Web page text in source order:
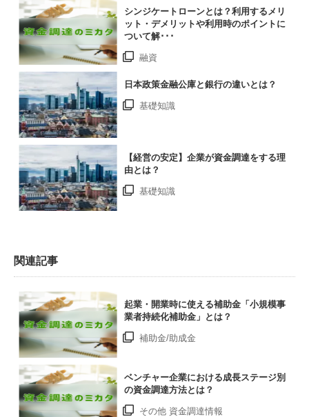
シンジケートローンとは？利用するメリ
ット・デメリットや利用時のポイントに
ついて解･･･
融資
日本政策金融公庫と銀行の違いとは？
基礎知識
【経営の安定】企業が資金調達をする理
由とは？
基礎知識
関連記事
起業・開業時に使える補助金「小規模事
業者持続化補助金」とは？
補助金/助成金
ベンチャー企業における成長ステージ別
の資金調達方法とは？
その他 資金調達情報